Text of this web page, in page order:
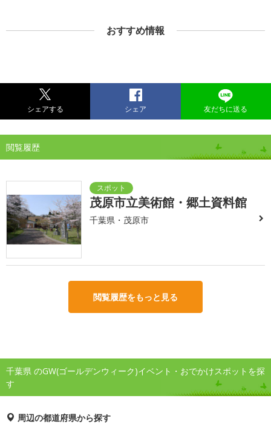
おすすめ情報
シェアする シェア 友だちに送る
閲覧履歴
茂原市立美術館・郷土資料館
千葉県・茂原市
閲覧履歴をもっと見る
千葉県 のGW(ゴールデンウィーク)イベント・おでかけスポットを探
す
周辺の都道府県から探す